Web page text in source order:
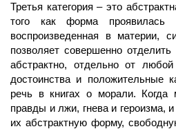
Третья категория – это
того как форма
воспроизведенная в материи,
позволяет совершенно
абстрактно, отдельно от
достоинства и положительные
речь в книгах о морали. Когда
правды и лжи, гнева и героизма,
их абстрактную форму,